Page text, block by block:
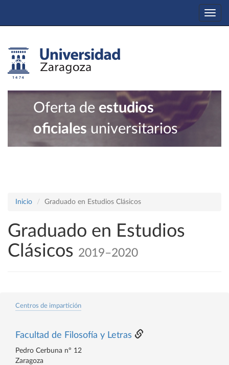
Oferta de estudios
oficiales universitarios
Inicio Graduado en Estudios Clásicos
Graduado en Estudios
Clásicos 2019–2020
Centros de impartición
Facultad de Filosofía y Letras
Pedro Cerbuna nº 12
Zaragoza